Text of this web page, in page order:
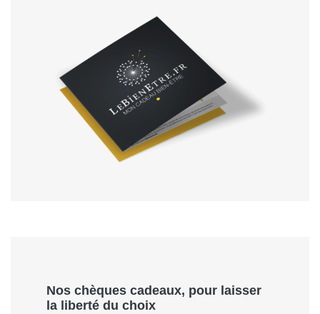
Nos chèques cadeaux, pour laisser
la liberté du choix